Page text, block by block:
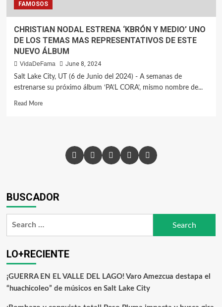
FAMOSOS
CHRISTIAN NODAL ESTRENA ‘KBRÓN Y MEDIO’ UNO
DE LOS TEMAS MAS REPRESENTATIVOS DE ESTE
NUEVO ÁLBUM
VidaDeFama
June 8, 2024
Salt Lake City, UT (6 de Junio del 2024) - A semanas de
estrenarse su próximo álbum ‘PA’L CORA’, mismo nombre de...
Read More
BUSCADOR
LO+RECIENTE
¡GUERRA EN EL VALLE DEL LAGO! Varo Amezcua destapa el
“huachicoleo” de músicos en Salt Lake City